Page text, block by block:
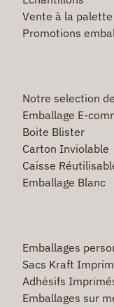
Vente à la palette
Promotions
Notre selection
Emballage E-
Boite Blister
Carton Inviolable
Caisse
Emballage Blanc
Emballages
Sacs Kraft
Adhésifs
Emballages sur